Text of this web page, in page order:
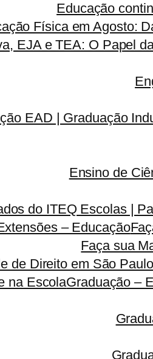
Educação
Física em Agosto:
EJA e TEA: O Papel
EAD | Graduação
Ensino de
do ITEQ Escolas |
– Educação
Faça sua
de Direito em São
na EscolaGraduação –